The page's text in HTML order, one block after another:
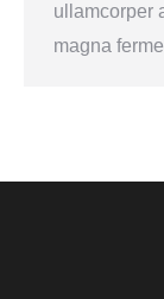
ullamcorper
magna